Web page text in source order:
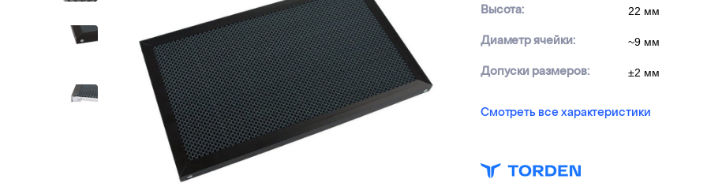
Высота: 22 мм
Диаметр ячейки: ~9 мм
Допуски размеров: ±2 мм
Смотреть все характеристики